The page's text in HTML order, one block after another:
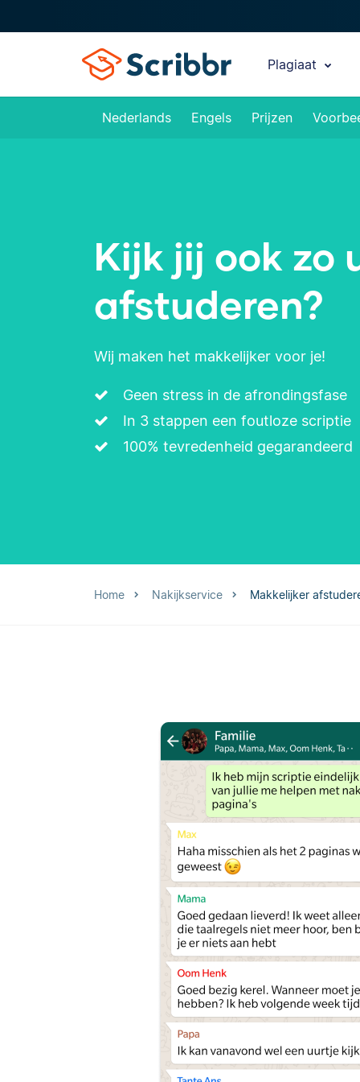
Plagiaat
Nederlands Engels Prijzen
Kijk jij ook zo
afstuderen?
Wij maken het makkelijker voor je!
Geen stress in de afrondingsfase
In 3 stappen een foutloze scriptie
100% tevredenheid gegarandeerd
Home Nakijkservice Makkelijker